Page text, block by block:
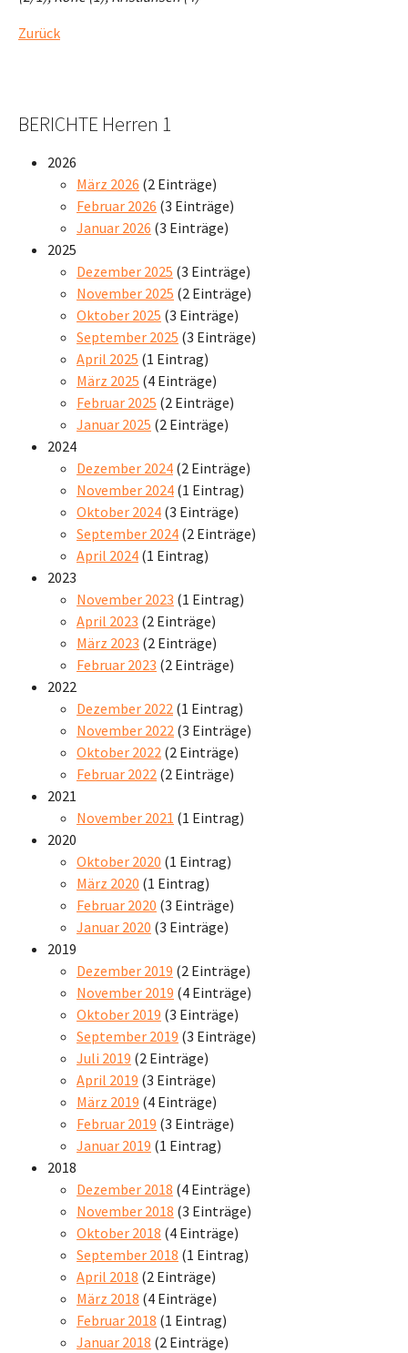
Zurück
BERICHTE Herren 1
2026
März 2026 (2 Einträge)
Februar 2026 (3 Einträge)
Januar 2026 (3 Einträge)
2025
Dezember 2025 (3 Einträge)
November 2025 (2 Einträge)
Oktober 2025 (3 Einträge)
September 2025 (3 Einträge)
April 2025 (1 Eintrag)
März 2025 (4 Einträge)
Februar 2025 (2 Einträge)
Januar 2025 (2 Einträge)
2024
Dezember 2024 (2 Einträge)
November 2024 (1 Eintrag)
Oktober 2024 (3 Einträge)
September 2024 (2 Einträge)
April 2024 (1 Eintrag)
2023
November 2023 (1 Eintrag)
April 2023 (2 Einträge)
März 2023 (2 Einträge)
Februar 2023 (2 Einträge)
2022
Dezember 2022 (1 Eintrag)
November 2022 (3 Einträge)
Oktober 2022 (2 Einträge)
Februar 2022 (2 Einträge)
2021
November 2021 (1 Eintrag)
2020
Oktober 2020 (1 Eintrag)
März 2020 (1 Eintrag)
Februar 2020 (3 Einträge)
Januar 2020 (3 Einträge)
2019
Dezember 2019 (2 Einträge)
November 2019 (4 Einträge)
Oktober 2019 (3 Einträge)
September 2019 (3 Einträge)
Juli 2019 (2 Einträge)
April 2019 (3 Einträge)
März 2019 (4 Einträge)
Februar 2019 (3 Einträge)
Januar 2019 (1 Eintrag)
2018
Dezember 2018 (4 Einträge)
November 2018 (3 Einträge)
Oktober 2018 (4 Einträge)
September 2018 (1 Eintrag)
April 2018 (2 Einträge)
März 2018 (4 Einträge)
Februar 2018 (1 Eintrag)
Januar 2018 (2 Einträge)